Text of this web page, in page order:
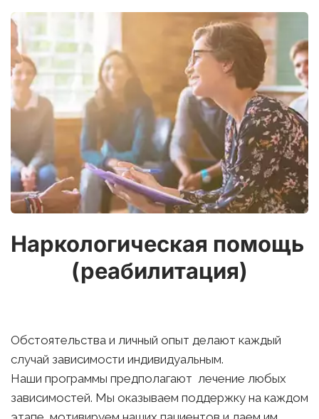
Наркологическая помощь
(реабилитация)
Обстоятельства и личный опыт делают каждый
случай зависимости индивидуальным.
Наши программы предполагают  лечение любых
зависимостей. Мы оказываем поддержку на каждом